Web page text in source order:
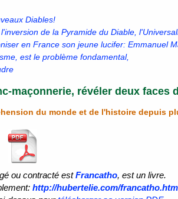
Diables!
de la Pyramide du Diable,
en France son jeune lucifer: Emmanuel
est le problème fondamental,
maçonnerie, révéler deux faces
du monde et de l'histoire depuis
ou contracté estFrancatho, est un livre.
http://hubertelie.com/